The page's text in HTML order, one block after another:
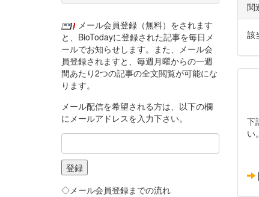
関
該
下
い。
メール会員登録（無料）をされます
と、BioTodayに登録された記事を毎日メ
ールでお知らせします。また、メール会
員登録されますと、毎週月曜からの一週
間あたり2つの記事の全文閲覧が可能にな
ります。
メール配信を希望される方は、以下の欄
にメールアドレスを入力下さい。
◇メール会員登録までの流れ